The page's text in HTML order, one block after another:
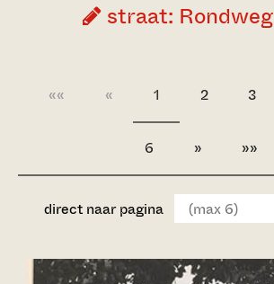
straat:
«« « 1 2 3
6 » »»
direct naar pagina